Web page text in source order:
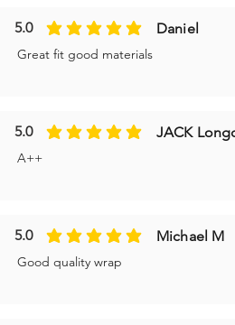
5.0
la valutazione media è 5 su 5
Daniel
Great fit good materials
5.0
la valutazione media è 5 su 5
JACK
A++
5.0
la valutazione media è 5 su 5
Michael M
Good quality wrap